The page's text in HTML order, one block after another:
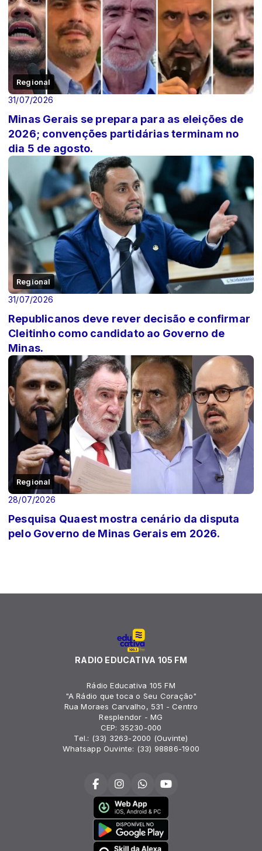
Regional
31/07/2026
Minas Gerais se prepara para as eleições de
2026; convenções partidárias terminam no
dia 5 de agosto.
Regional
31/07/2026
Republicanos deve rever decisão e confirmar
Cleitinho como candidato ao Governo de
Minas.
Regional
28/07/2026
Pesquisa Quaest mostra cenário da disputa
pelo Governo de Minas Gerais em 2026.
RADIO EDUCATIVA 105 FM
Rádio Educativa 105 FM
"A Rádio que toca o Seu Coração"
Rua Moraes Carvalho, 531 - Centro
Resplendor - MG
CEP: 35230-000
Tel.: (33) 3263-2000 (Ouvinte)
Whatsapp Ouvinte: (33) 98886-1900